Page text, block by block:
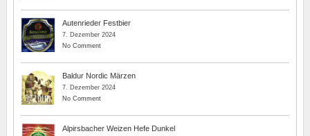
Autenrieder Festbier
7. Dezember 2024
No Comment
Baldur Nordic Märzen
7. Dezember 2024
No Comment
Alpirsbacher Weizen Hefe Dunkel